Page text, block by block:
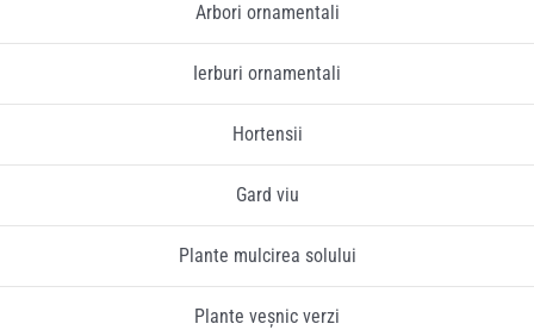
Contact
Arbori ornamentali
Ierburi ornamentali
Hortensii
Gard viu
Plante mulcirea solului
Plante veșnic verzi